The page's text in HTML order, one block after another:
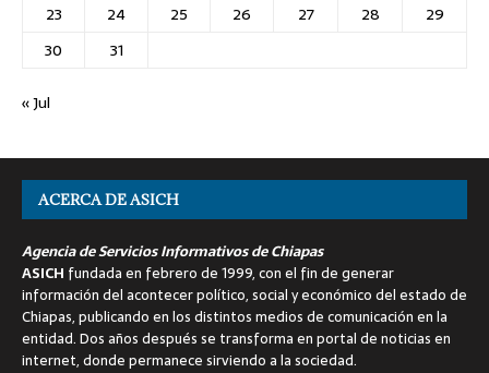
23
24 25 26 27 28
29
30
31
« Jul
ACERCA DE ASICH
Agencia de Servicios Informativos de Chiapas
ASICH fundada en febrero de 1999, con el fin de generar
información del acontecer político, social y económico del estado de
Chiapas, publicando en los distintos medios de comunicación en la
entidad. Dos años después se transforma en portal de noticias en
internet, donde permanece sirviendo a la sociedad.